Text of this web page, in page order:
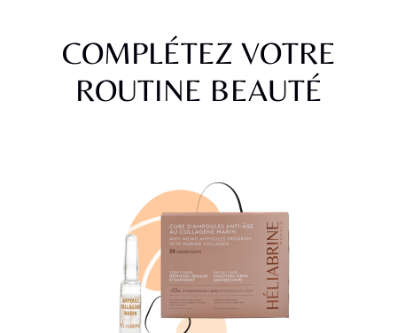
COMPLÉTEZ VOTRE
ROUTINE BEAUTÉ